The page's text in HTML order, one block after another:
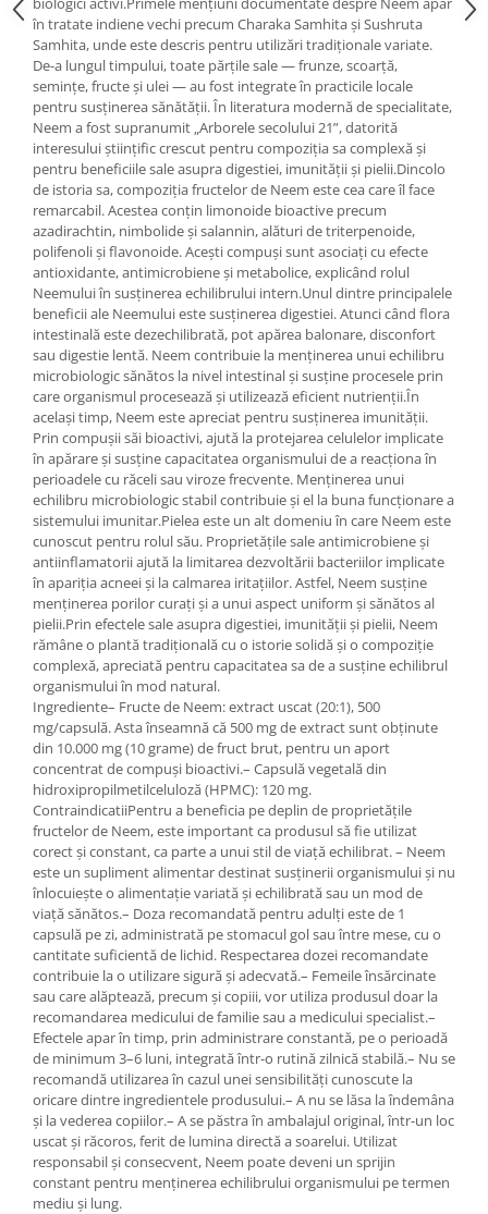
Cătină
Chlorella
Colina
Electroliti
Produse Apicole
Cacao
în tratate indiene vechi precum Charaka Samhita și Sushruta
Samhita, unde este descris pentru utilizări tradiționale variate.
De-a lungul timpului, toate părțile sale — frunze, scoarță,
semințe, fructe și ulei — au fost integrate în practicile locale
pentru susținerea sănătății. În literatura modernă de specialitate,
Neem a fost supranumit „Arborele secolului 21”, datorită
interesului științific crescut pentru compoziția sa complexă și
pentru beneficiile sale asupra digestiei, imunității și pielii.Dincolo
de istoria sa, compoziția fructelor de Neem este cea care îl face
remarcabil. Acestea conțin limonoide bioactive precum
azadirachtin, nimbolide și salannin, alături de triterpenoide,
polifenoli și flavonoide. Acești compuși sunt asociați cu efecte
antioxidante, antimicrobiene și metabolice, explicând rolul
Neemului în susținerea echilibrului intern.Unul dintre principalele
beneficii ale Neemului este susținerea digestiei. Atunci când flora
intestinală este dezechilibrată, pot apărea balonare, disconfort
sau digestie lentă. Neem contribuie la menținerea unui echilibru
microbiologic sănătos la nivel intestinal și susține procesele prin
care organismul procesează și utilizează eficient nutrienții.În
același timp, Neem este apreciat pentru susținerea imunității.
Prin compușii săi bioactivi, ajută la protejarea celulelor implicate
în apărare și susține capacitatea organismului de a reacționa în
perioadele cu răceli sau viroze frecvente. Menținerea unui
echilibru microbiologic stabil contribuie și el la buna funcționare a
sistemului imunitar.Pielea este un alt domeniu în care Neem este
cunoscut pentru rolul său. Proprietățile sale antimicrobiene și
antiinflamatorii ajută la limitarea dezvoltării bacteriilor implicate
în apariția acneei și la calmarea iritațiilor. Astfel, Neem susține
menținerea porilor curați și a unui aspect uniform și sănătos al
pielii.Prin efectele sale asupra digestiei, imunității și pielii, Neem
rămâne o plantă tradițională cu o istorie solidă și o compoziție
complexă, apreciată pentru capacitatea sa de a susține echilibrul
organismului în mod natural.
Ingrediente– Fructe de Neem: extract uscat (20:1), 500
mg/capsulă. Asta înseamnă că 500 mg de extract sunt obținute
din 10.000 mg (10 grame) de fruct brut, pentru un aport
concentrat de compuși bioactivi.– Capsulă vegetală din
hidroxipropilmetilceluloză (HPMC): 120 mg.
ContraindicatiiPentru a beneficia pe deplin de proprietățile
fructelor de Neem, este important ca produsul să fie utilizat
corect și constant, ca parte a unui stil de viață echilibrat. – Neem
este un supliment alimentar destinat susținerii organismului și nu
înlocuiește o alimentație variată și echilibrată sau un mod de
viață sănătos.– Doza recomandată pentru adulți este de 1
capsulă pe zi, administrată pe stomacul gol sau între mese, cu o
cantitate suficientă de lichid. Respectarea dozei recomandate
contribuie la o utilizare sigură și adecvată.– Femeile însărcinate
sau care alăptează, precum și copiii, vor utiliza produsul doar la
recomandarea medicului de familie sau a medicului specialist.–
Efectele apar în timp, prin administrare constantă, pe o perioadă
de minimum 3–6 luni, integrată într-o rutină zilnică stabilă.– Nu se
recomandă utilizarea în cazul unei sensibilități cunoscute la
oricare dintre ingredientele produsului.– A nu se lăsa la îndemâna
și la vederea copiilor.– A se păstra în ambalajul original, într-un loc
uscat și răcoros, ferit de lumina directă a soarelui. Utilizat
responsabil și consecvent, Neem poate deveni un sprijin
constant pentru menținerea echilibrului organismului pe termen
mediu și lung.